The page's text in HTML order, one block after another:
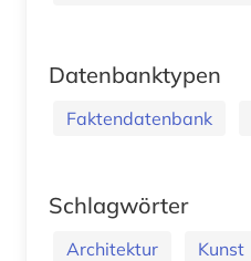
Datenbanktypen
Faktendatenbank
Schlagwörter
Architektur Kunst